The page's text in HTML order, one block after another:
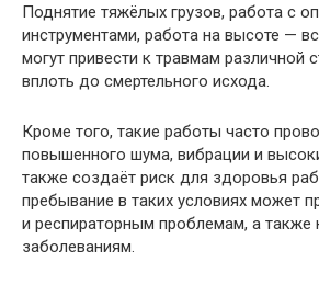
Поднятие тяжёлых грузов, работа с
инструментами, работа на высоте —
могут привести к травмам различной
вплоть до смертельного исхода.
Кроме того, такие работы часто
повышенного шума, вибрации и
также создаёт риск для здоровья
пребывание в таких условиях может
и респираторным проблемам, а
заболеваниям.